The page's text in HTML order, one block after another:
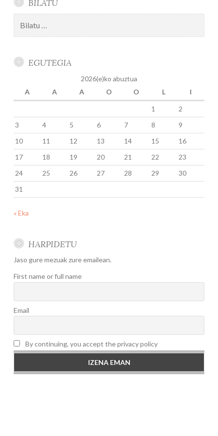
BILATU
EGUTEGIA
2026(e)ko abuztua
A
A A O O L I
1
2
3
4 5 6 7 8
9
10
11 12 13 14 15
16
17
18 19 20 21 22
23
24
25 26 27 28 29
30
31
« Eka
HARPIDETU
Jaso gure mezuak zure emailean.
First name or full name
Email
By continuing, you accept the privacy policy